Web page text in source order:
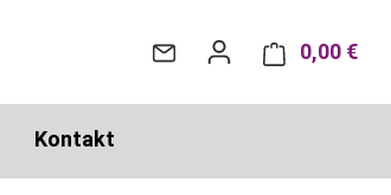
0,00 €
Kontakt